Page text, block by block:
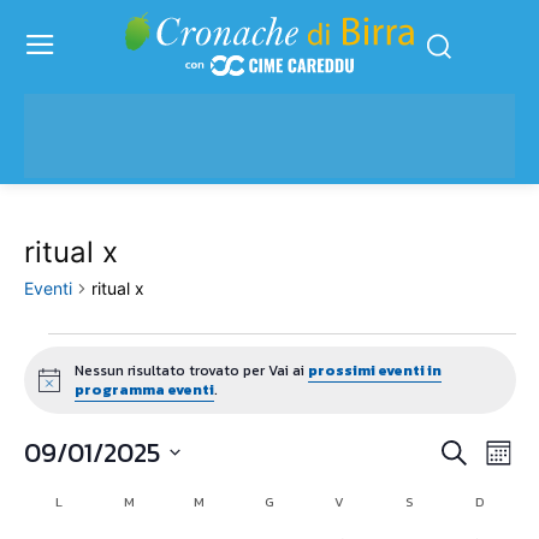
ritual x
Eventi ritual x
Eventi
Notice
Nessun risultato trovato per Vai ai prossimi eventi in
programma eventi.
Eventi
CercaMese
09/01/2025
Calendario
LLUNEDÌ M M MERCOLEDÌ
G V S D